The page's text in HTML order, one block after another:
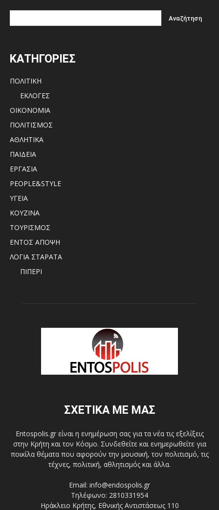
ΚΑΤΗΓΟΡΙΕΣ
ΠΟΛΙΤΙΚΗ
ΕΚΛΟΓΕΣ
ΟΙΚΟΝΟΜΙΑ
ΠΟΛΙΤΙΣΜΟΣ
ΑΘΛΗΤΙΚΑ
ΠΑΙΔΕΙΑ
ΕΡΓΑΣΙΑ
PEOPLE&STYLE
ΥΓΕΙΑ
ΚΟΥΖΙΝΑ
ΤΟΥΡΙΣΜΟΣ
ΕΝΤΟΣ ΑΠΟΨΗ
ΛΟΓΙΑ ΣΤΑΡΑΤΑ
ΠΙΠΕΡΙ
ΣΧΕΤΙΚΑ ΜΕ ΜΑΣ
Entospolis.gr είναι η ενημέρωση σας για τα νέα τις εξελίξεις
στην Κρήτη και τον Κόσμο. Συνδεθείτε και ενημερωθείτε για
ποικίλα θέματα που αφορούν την μουσική, τον πολιτισμό, τις
τέχνες, πολιτική, αθλητισμός και άλλα.
Email: info@endospolis.gr
Τηλέφωνο: 2810331954
Ηράκλειο Κρήτης, Εθνικής Αντιστάσεως 110